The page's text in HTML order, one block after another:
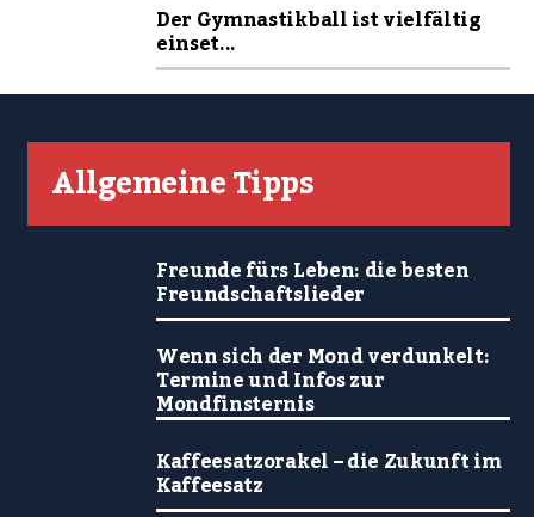
Der Gymnastikball ist vielfältig
einset...
Allgemeine Tipps
Freunde fürs Leben: die besten
Freundschaftslieder
Wenn sich der Mond verdunkelt:
Termine und Infos zur
Mondfinsternis
Kaffeesatzorakel – die Zukunft im
Kaffeesatz